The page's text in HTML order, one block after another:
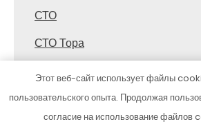
СТО
СТО Тора
Столярка 22, производственно-
торговая компания
Сфинкс, автомоечный комплекс
Этот веб-сайт использует файлы
пользовательского опыта. Продолжая
согласие на использование файлов